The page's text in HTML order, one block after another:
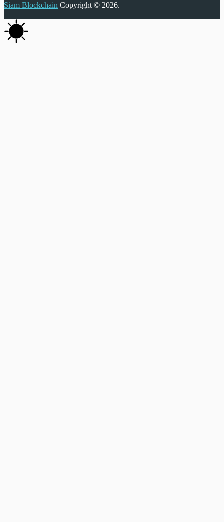
Siam Blockchain Copyright © 2026.